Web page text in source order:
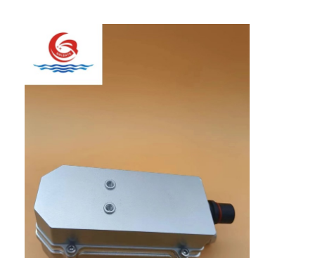
Aperçu